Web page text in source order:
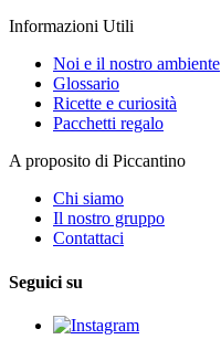
Informazioni Utili
Noi e il nostro ambiente
Glossario
Ricette e curiosità
Pacchetti regalo
A proposito di Piccantino
Chi siamo
Il nostro gruppo
Contattaci
Seguici su